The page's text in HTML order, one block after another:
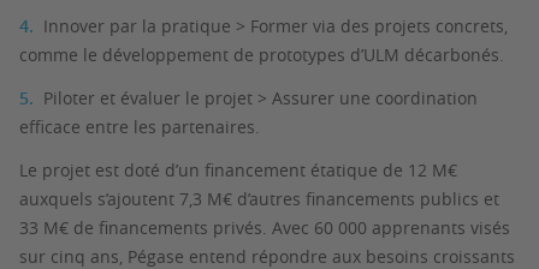
Innover par la pratique > Former via des projets concrets,
comme le développement de prototypes d’ULM décarbonés.
Piloter et évaluer le projet > Assurer une coordination
efficace entre les partenaires.
Le projet est doté d’un financement étatique de 12 M€
auxquels s’ajoutent 7,3 M€ d’autres financements publics et
33 M€ de financements privés. Avec 60 000 apprenants visés
sur cinq ans, Pégase entend répondre aux besoins croissants